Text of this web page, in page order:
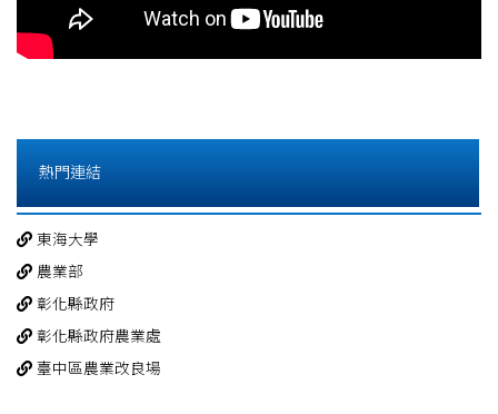
熱門連結
東海大學
農業部
彰化縣政府
彰化縣政府農業處
臺中區農業改良場